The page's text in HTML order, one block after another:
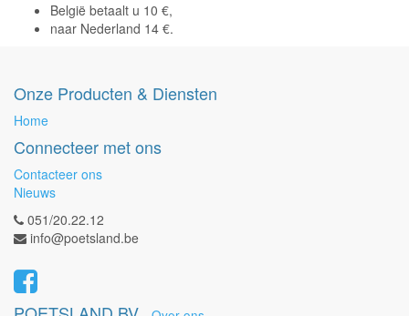
België betaalt u 10 €,
naar Nederland 14 €.
Onze Producten & Diensten
Home
Connecteer met ons
Contacteer ons
Nieuws
051/20.22.12
info@poetsland.be